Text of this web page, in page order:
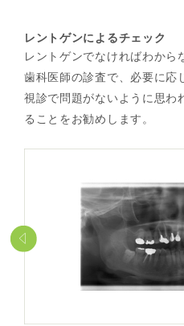
レントゲンによるチェック
レントゲンでなければわから
歯科医師の診査で、必要に応
視診で問題がないように思わ
ることをお勧めします。